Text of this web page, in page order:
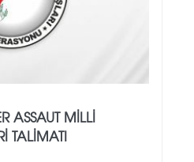
ASSAUT MİLLİ
TALİMATI